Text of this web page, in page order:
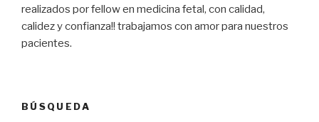
realizados por fellow en medicina fetal, con calidad,
calidez y confianza!! trabajamos con amor para nuestros
pacientes.
BÚSQUEDA